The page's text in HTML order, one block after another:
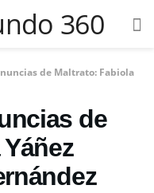
de Maltrato: Fabiola
de